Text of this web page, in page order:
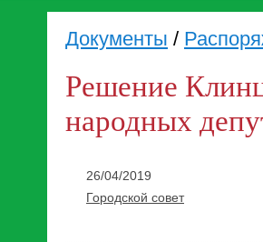
Документы /
Решение
народных
26/04/2019
Городской совет